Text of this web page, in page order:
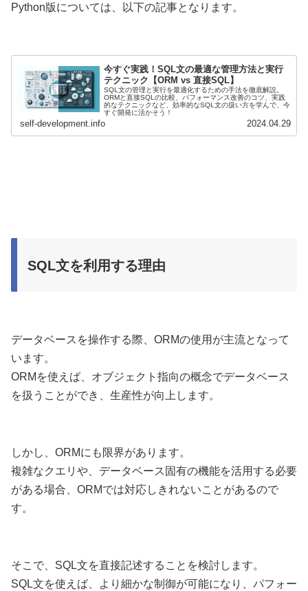
Python版については、以下の記事となります。
今すぐ実践！SQL文の最適な管理方法と実行
テクニック【ORM vs 直接SQL】
SQL文の管理と実行を最適化するための手法を徹底解説。
ORMと直接SQLの比較、パフォーマンス改善のコツ、実践
的なテクニックなど、効率的なSQL文の扱い方を学んで、今
すぐ開発に活かそう！
self-development.info 2024.04.29
SQL文を利用する理由
データベースを操作する際、ORMの使用が主流となって
います。
ORMを使えば、オブジェクト指向の概念でデータベース
を扱うことができ、生産性が向上します。
しかし、ORMにも限界があります。
複雑なクエリや、データベース固有の機能を活用する必要
がある場合、ORMでは対応しきれないことがあるので
す。
そこで、SQL文を直接記述することを検討します。
SQL文を使えば、より細かな制御が可能になり、パフォー